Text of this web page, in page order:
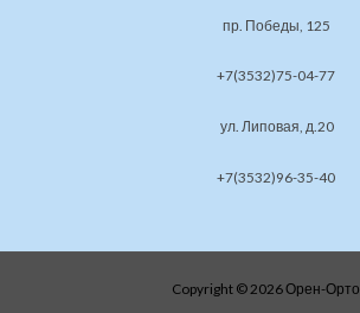
пр. Победы, 125
+7(3532)75-04-77
ул. Липовая, д.20
+7(3532)96-35-40
Copyright © 2026 Орен-Орто